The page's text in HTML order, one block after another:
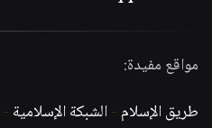
مواقع مفيدة:
طريق الإسلام -الشبكة الإسلامية -